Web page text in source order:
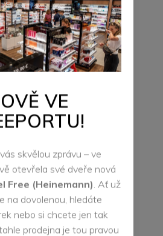
VE
skvělou zprávu – ve
otevřela své dveře nová
Free (Heinemann). Ať už
na dovolenou, hledáte
nebo si chcete jen tak
prodejna je tou pravou
ÚDAJE
10:00 - 21:00
10:00 - 21:00
10:00 - 21:00
10:00 - 21:00
10:00 - 21:00
10:00 - 21:00